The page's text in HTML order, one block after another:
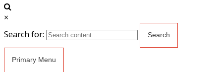
×
Search for:
Primary Menu